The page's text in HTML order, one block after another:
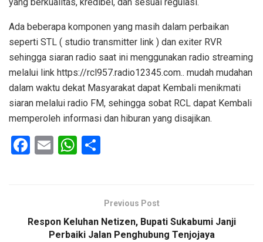
Ada beberapa komponen yang masih dalam perbaikan
seperti STL ( studio transmitter link ) dan exiter RVR
sehingga siaran radio saat ini menggunakan radio streaming
melalui link https://rcl957.radio12345.com.. mudah mudahan
dalam waktu dekat Masyarakat dapat Kembali menikmati
siaran melalui radio FM, sehingga sobat RCL dapat Kembali
memperoleh informasi dan hiburan yang disajikan.
F
o
E
W
A
ePrevious Post
Respon Keluhan Netizen, Bupati Sukabumi Janji
Perbaiki Jalan Penghubung Tenjojaya